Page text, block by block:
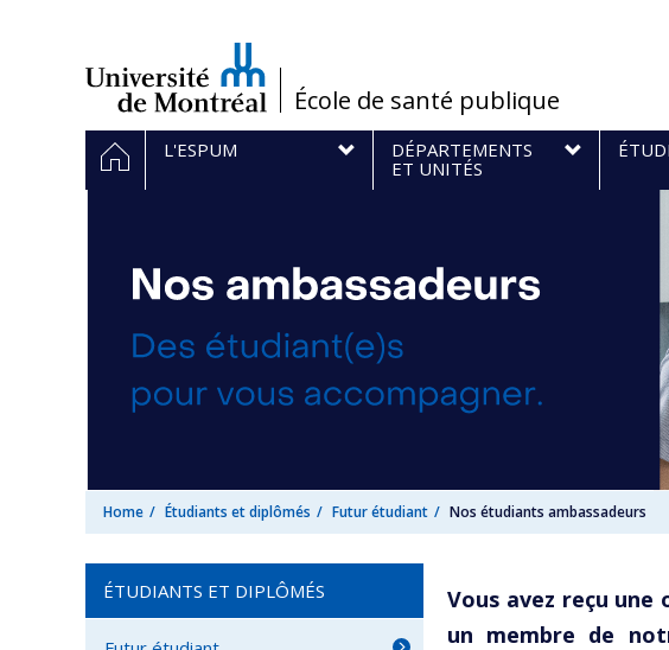
/École de santé publique
Navigation
principale
HOMEL'ESPUM
DÉPARTEMENTS
ET UNITÉS
Home Étudiants et diplômés Futur étudiant Nos étudiants ambassadeurs
Vous avez reçu une
un membre de
ÉTUDIANTS ET DIPLÔMÉS